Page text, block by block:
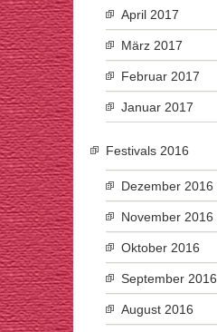
April 2017
März 2017
Februar 2017
Januar 2017
Festivals 2016
Dezember 2016
November 2016
Oktober 2016
September 2016
August 2016